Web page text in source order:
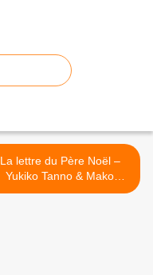
La lettre du Père Noël –
Yukiko Tanno & Mako
Taruishi >